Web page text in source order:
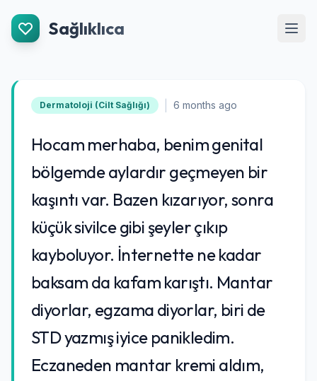
İçeriğe Git
Sağlıklıca
Dermatoloji (Cilt Sağlığı) 6 months ago
Hocam merhaba, benim genital
bölgemde aylardır geçmeyen bir
kaşıntı var. Bazen kızarıyor, sonra
küçük sivilce gibi şeyler çıkıp
kayboluyor. İnternette ne kadar
baksam da kafam karıştı. Mantar
diyorlar, egzama diyorlar, biri de
STD yazmış iyice panikledim.
Eczaneden mantar kremi aldım,